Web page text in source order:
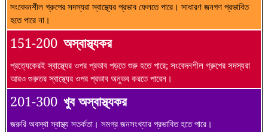
সংবেদনশীল গ্রুপের সদস্যরা স্বাস্থ্যের প্রভাব ফেলতে পারে। সাধারণ জনগণ প্রভাবিত
হতে পারে না।
151-200 অস্বাস্থ্যকর
প্রত্যেকেরই স্বাস্থ্যের ওপর প্রভাব পড়তে শুরু হতে পারে; সংবেদনশীল গ্রুপের সদস্যরা
আরও গুরুতর স্বাস্থ্যের ওপর প্রভাব অনুভব করতে পারেন।
201-300 খুব অস্বাস্থ্যকর
জরুরি অবস্থা স্বাস্থ্য সতর্কতা। সমগ্র জনসংখ্যার প্রভাবিত হতে পারে।